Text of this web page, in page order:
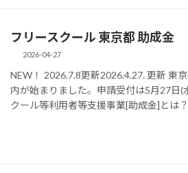
フリースクール 東京都 助成金
2026-04-27
NEW！ 2026.7.8更新2026.4.27. 更新 東
内が始まりました。申請受付は5月27日(
クール等利用者等支援事業[助成金]とは